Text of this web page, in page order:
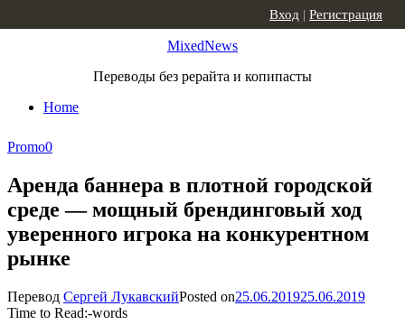
MixedNews
Переводы без рерайта и копипасты
Home
Вход | Регистрация
Promo0
Аренда баннера в плотной городской
среде — мощный брендинговый ход
уверенного игрока на конкурентном
рынке
Перевод Сергей ЛукавскийPosted on25.06.201925.06.2019
Time to Read:-words